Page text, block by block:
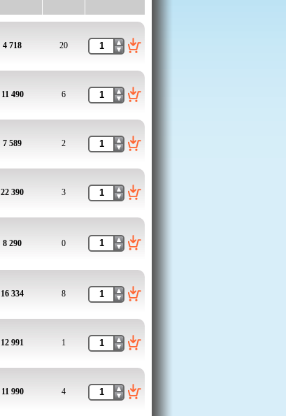
4 718 20
11 490 6
7 589 2
22 390 3
8 290 0
16 334 8
12 991 1
11 990 4